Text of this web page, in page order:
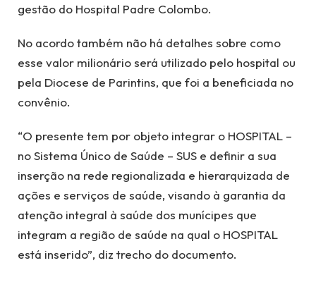
gestão do Hospital Padre Colombo.
No acordo também não há detalhes sobre como
esse valor milionário será utilizado pelo hospital ou
pela Diocese de Parintins, que foi a beneficiada no
convênio.
“O presente tem por objeto integrar o HOSPITAL –
no Sistema Único de Saúde – SUS e definir a sua
inserção na rede regionalizada e hierarquizada de
ações e serviços de saúde, visando à garantia da
atenção integral à saúde dos munícipes que
integram a região de saúde na qual o HOSPITAL
está inserido”, diz trecho do documento.